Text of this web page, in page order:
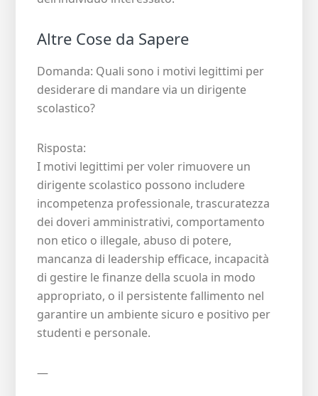
Altre Cose da Sapere
Domanda: Quali sono i motivi legittimi per
desiderare di mandare via un dirigente
scolastico?
Risposta:
I motivi legittimi per voler rimuovere un
dirigente scolastico possono includere
incompetenza professionale, trascuratezza
dei doveri amministrativi, comportamento
non etico o illegale, abuso di potere,
mancanza di leadership efficace, incapacità
di gestire le finanze della scuola in modo
appropriato, o il persistente fallimento nel
garantire un ambiente sicuro e positivo per
studenti e personale.
—